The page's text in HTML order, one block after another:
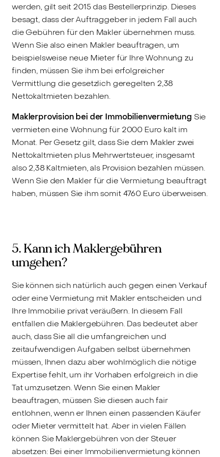
werden, gilt seit 2015 das Bestellerprinzip. Dieses
besagt, dass der Auftraggeber in jedem Fall auch
die Gebühren für den Makler übernehmen muss.
Wenn Sie also einen Makler beauftragen, um
beispielsweise neue Mieter für Ihre Wohnung zu
finden, müssen Sie ihm bei erfolgreicher
Vermittlung die gesetzlich geregelten 2,38
Nettokaltmieten bezahlen.
Maklerprovision bei der Immobilienvermietung Sie
vermieten eine Wohnung für 2000 Euro kalt im
Monat. Per Gesetz gilt, dass Sie dem Makler zwei
Nettokaltmieten plus Mehrwertsteuer, insgesamt
also 2,38 Kaltmieten, als Provision bezahlen müssen.
Wenn Sie den Makler für die Vermietung beauftragt
haben, müssen Sie ihm somit 4760 Euro überweisen.
5. Kann ich Maklergebühren
umgehen?
Sie können sich natürlich auch gegen einen Verkauf
oder eine Vermietung mit Makler entscheiden und
Ihre Immobilie privat veräußern. In diesem Fall
entfallen die Maklergebühren. Das bedeutet aber
auch, dass Sie all die umfangreichen und
zeitaufwendigen Aufgaben selbst übernehmen
müssen, Ihnen dazu aber wohlmöglich die nötige
Expertise fehlt, um ihr Vorhaben erfolgreich in die
Tat umzusetzen. Wenn Sie einen Makler
beauftragen, müssen Sie diesen auch fair
entlohnen, wenn er Ihnen einen passenden Käufer
oder Mieter vermittelt hat. Aber in vielen Fällen
können Sie Maklergebühren von der Steuer
absetzen: Bei einer Immobilienvermietung können